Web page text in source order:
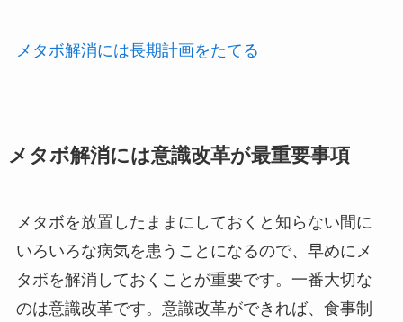
メタボ解消には長期計画をたてる
メタボ解消には意識改革が最重要事項
メタボを放置したままにしておくと知らない間に
いろいろな病気を患うことになるので、早めにメ
タボを解消しておくことが重要です。一番大切な
のは意識改革です。意識改革ができれば、食事制